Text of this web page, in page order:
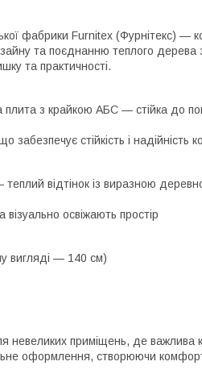
фабрики Furnitex (Фурнітекс) —
та поєднанню теплого дерева
та практичності.
плита з крайкою АБС — стійка до
стійкість і надійність
відтінок із виразною
освіжають простір
вигляді — 140 см)
невеликих приміщень, де важлива
оформлення, створюючи